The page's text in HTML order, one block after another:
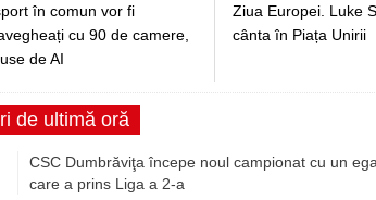
în comun vor fi
cu 90 de camere,
de AI
Ziua Europei. Luke
cânta în Piața Unirii
de ultimă oră
CSC Dumbrăviţa începe noul campionat cu un
care a prins Liga a 2-a